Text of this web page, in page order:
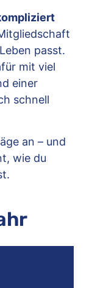
passt.
mit viel
einer
schnell
an – und
wie du